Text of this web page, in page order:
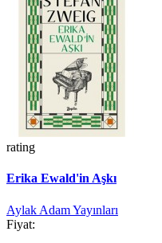
rating
Erika Ewald'in Aşkı
Aylak Adam Yayınları
Fiyat: